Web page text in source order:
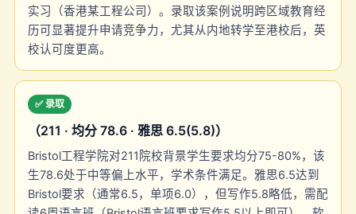
实习（香港某工程公司）。录取该案例说明跨区域教育经
历可显著提升申请竞争力，尤其从内地转学至港校后，英
校认可度更高。
✅ 录取
（211 · 均分 78.6 · 雅思 6.5(5.8)）
Bristol工程学院对211院校背景学生要求均分75-80%，该
生78.6处于中等偏上水平，学术条件满足。雅思6.5达到
Bristol要求（通常6.5，单项6.0），但写作5.8略低，需配